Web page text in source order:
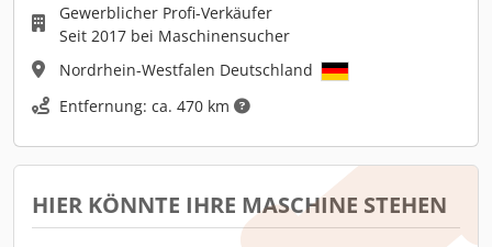
Gewerblicher Profi-Verkäufer
Seit 2017 bei Maschinensucher
Nordrhein-Westfalen Deutschland
Entfernung: ca. 470 km
HIER KÖNNTE IHRE MASCHINE STEHEN